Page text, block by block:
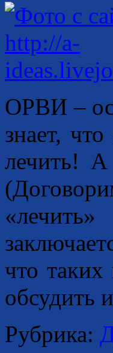
ОРВИ –
знает,
лечить!
что
обсудить
Рубрика: